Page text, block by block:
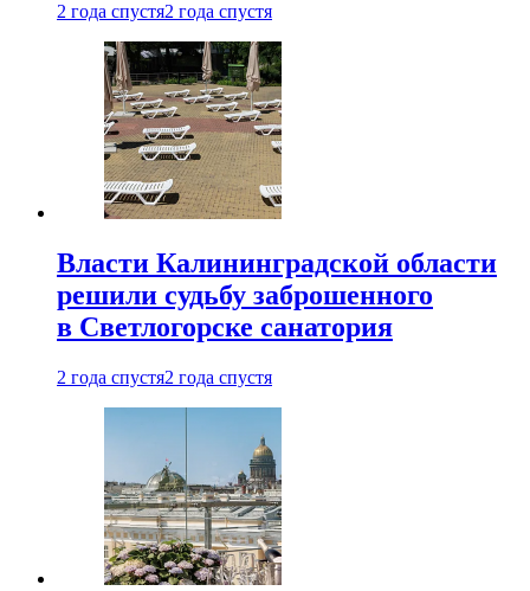
2 года спустя2 года спустя
Власти Калининградской области
решили судьбу заброшенного
в Светлогорске санатория
2 года спустя2 года спустя